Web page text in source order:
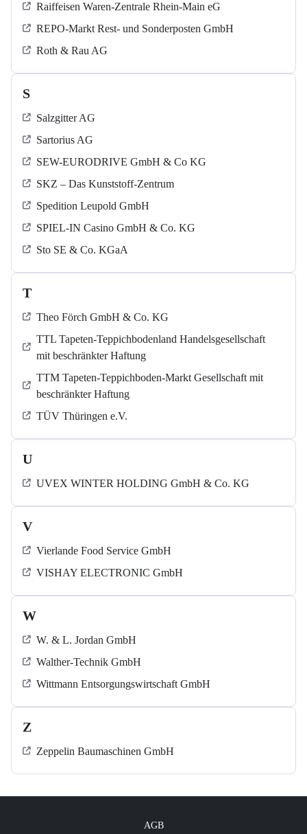
Raiffeisen Waren-Zentrale Rhein-Main eG
REPO-Markt Rest- und Sonderposten GmbH
Roth & Rau AG
S
Salzgitter AG
Sartorius AG
SEW-EURODRIVE GmbH & Co KG
SKZ – Das Kunststoff-Zentrum
Spedition Leupold GmbH
SPIEL-IN Casino GmbH & Co. KG
Sto SE & Co. KGaA
T
Theo Förch GmbH & Co. KG
TTL Tapeten-Teppichbodenland Handelsgesellschaft
mit beschränkter Haftung
TTM Tapeten-Teppichboden-Markt Gesellschaft mit
beschränkter Haftung
TÜV Thüringen e.V.
U
UVEX WINTER HOLDING GmbH & Co. KG
V
Vierlande Food Service GmbH
VISHAY ELECTRONIC GmbH
W
W. & L. Jordan GmbH
Walther-Technik GmbH
Wittmann Entsorgungswirtschaft GmbH
Z
Zeppelin Baumaschinen GmbH
AGB